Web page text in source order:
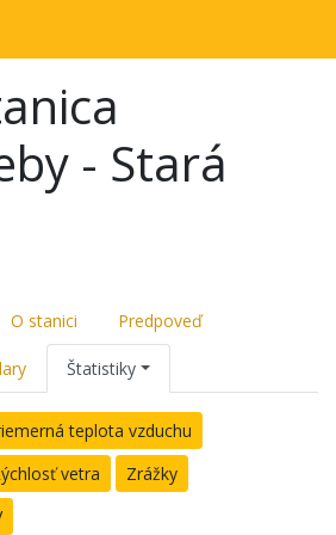
- Stará
O stanici Predpoveď
Štatistiky
teplota vzduchu
vetra
Zrážky